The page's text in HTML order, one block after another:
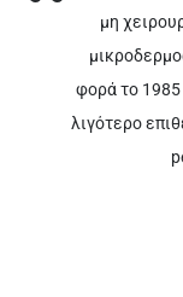
μη
φορά το
λιγότερο